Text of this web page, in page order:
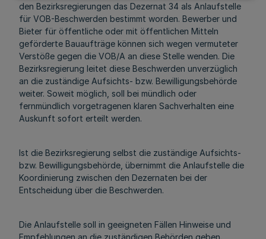
den Bezirksregierungen das Dezernat 34 als Anlaufstelle
für VOB-Beschwerden bestimmt worden. Bewerber und
Bieter für öffentliche oder mit öffentlichen Mitteln
geförderte Bauaufträge können sich wegen vermuteter
Verstöße gegen die VOB/A an diese Stelle wenden. Die
Bezirksregierung leitet diese Beschwerden unverzüglich
an die zuständige Aufsichts- bzw. Bewilligungsbehörde
weiter. Soweit möglich, soll bei mündlich oder
fernmündlich vorgetragenen klaren Sachverhalten eine
Auskunft sofort erteilt werden.
Ist die Bezirksregierung selbst die zuständige Aufsichts-
bzw. Bewilligungsbehörde, übernimmt die Anlaufstelle die
Koordinierung zwischen den Dezernaten bei der
Entscheidung über die Beschwerden.
Die Anlaufstelle soll in geeigneten Fällen Hinweise und
Empfehlungen an die zuständigen Behörden geben.